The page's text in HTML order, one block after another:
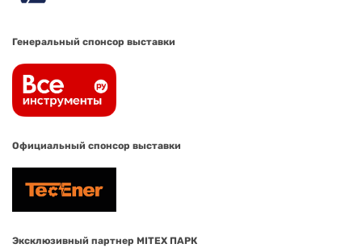
Генеральный спонсор выставки
Официальный спонсор выставки
Эксклюзивный партнер MITEX ПАРК